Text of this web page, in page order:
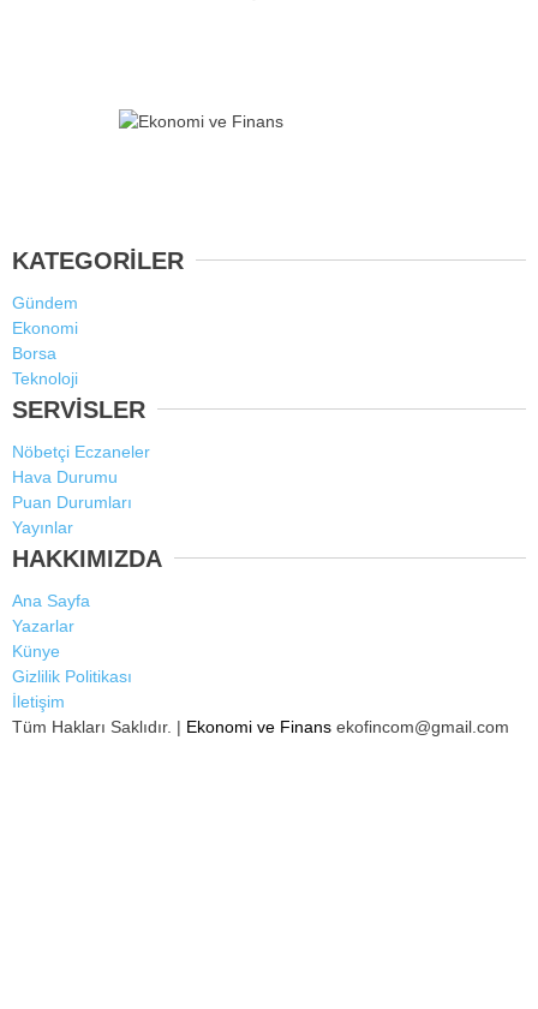
KATEGORİLER
Gündem
Ekonomi
Borsa
Teknoloji
SERVİSLER
Nöbetçi Eczaneler
Hava Durumu
Puan Durumları
Yayınlar
HAKKIMIZDA
Ana Sayfa
Yazarlar
Künye
Gizlilik Politikası
İletişim
Tüm Hakları Saklıdır. | Ekonomi ve Finans ekofincom@gmail.com